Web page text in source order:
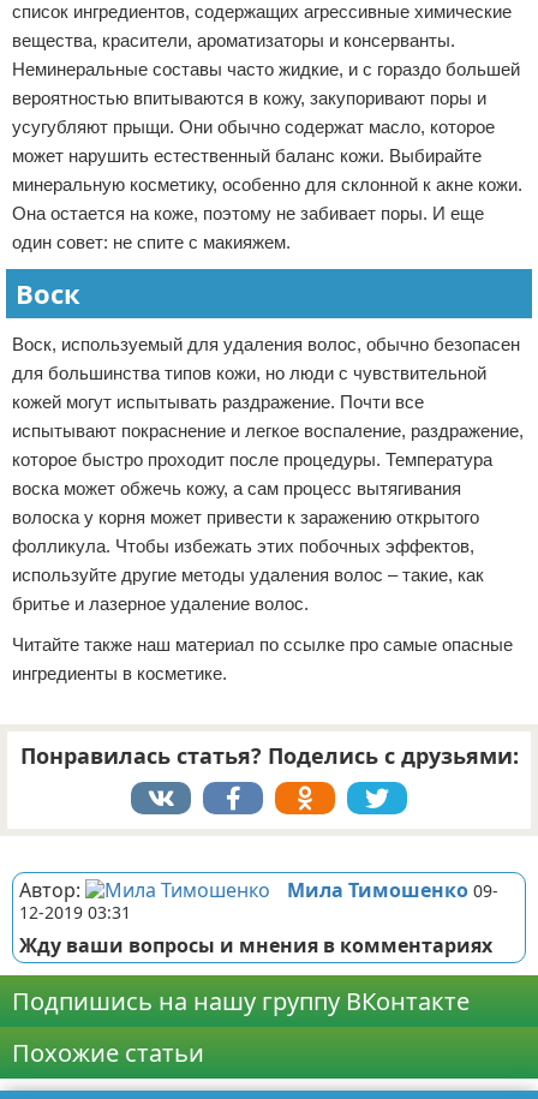
список ингредиентов, содержащих агрессивные химические
вещества, красители, ароматизаторы и консерванты.
Неминеральные составы часто жидкие, и с гораздо большей
вероятностью впитываются в кожу, закупоривают поры и
усугубляют прыщи. Они обычно содержат масло, которое
может нарушить естественный баланс кожи. Выбирайте
минеральную косметику, особенно для склонной к акне кожи.
Она остается на коже, поэтому не забивает поры. И еще
один совет: не спите с макияжем.
Воск
Воск, используемый для удаления волос, обычно безопасен
для большинства типов кожи, но люди с чувствительной
кожей могут испытывать раздражение. Почти все
испытывают покраснение и легкое воспаление, раздражение,
которое быстро проходит после процедуры. Температура
воска может обжечь кожу, а сам процесс вытягивания
волоска у корня может привести к заражению открытого
фолликула. Чтобы избежать этих побочных эффектов,
используйте другие методы удаления волос – такие, как
бритье и лазерное удаление волос.
Читайте также наш материал по ссылке про самые опасные
ингредиенты в косметике.
Понравилась статья? Поделись с друзьями:
Автор: Мила Тимошенко 09-
12-2019 03:31
Жду ваши вопросы и мнения в комментариях
Подпишись на нашу группу ВКонтакте
Похожие статьи